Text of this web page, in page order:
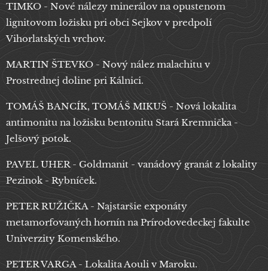
TIMKO - Nové nálezy minerálov na opustenom
lignitovom ložisku pri obci Sejkov v predpolí
Vihorlatských vrchov.
MARTIN ŠTEVKO - Nový nález malachitu v
Prostrednej doline pri Kálnici.
TOMÁŠ BANCÍK, TOMÁŠ MIKUŠ - Nová lokalita
antimonitu na ložisku bentonitu Stará Kremnička -
Jelšový potok.
PAVEL UHER - Goldmanit - vanádový granát z lokality
Pezinok - Rybníček.
PETER RUŽIČKA - Najstaršie exponáty
metamorfovaných hornín na Prírodovedeckej fakulte
Univerzity Komenského.
PETER VARGA - Lokalita Aouli v Maroku.